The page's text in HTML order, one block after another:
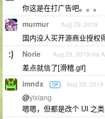
你这是在打广告吧。。。
murmur Aug 29, 2019
国内没人买开源商业授权
Norie Aug 29, 2019 via
差点就信了[滑稽.gif]
imndx OP Aug 29,
@yixiang
嗯嗯，但都是改个 UI 之